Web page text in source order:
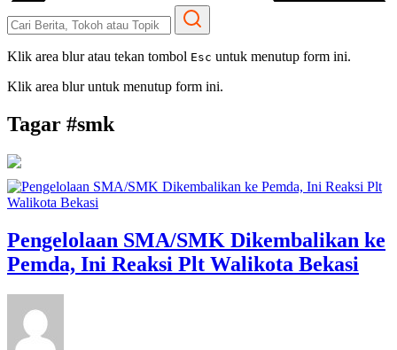
Klik area blur atau tekan tombol Esc untuk menutup form ini.
Klik area blur untuk menutup form ini.
Tagar #smk
Pengelolaan SMA/SMK Dikembalikan ke
Pemda, Ini Reaksi Plt Walikota Bekasi